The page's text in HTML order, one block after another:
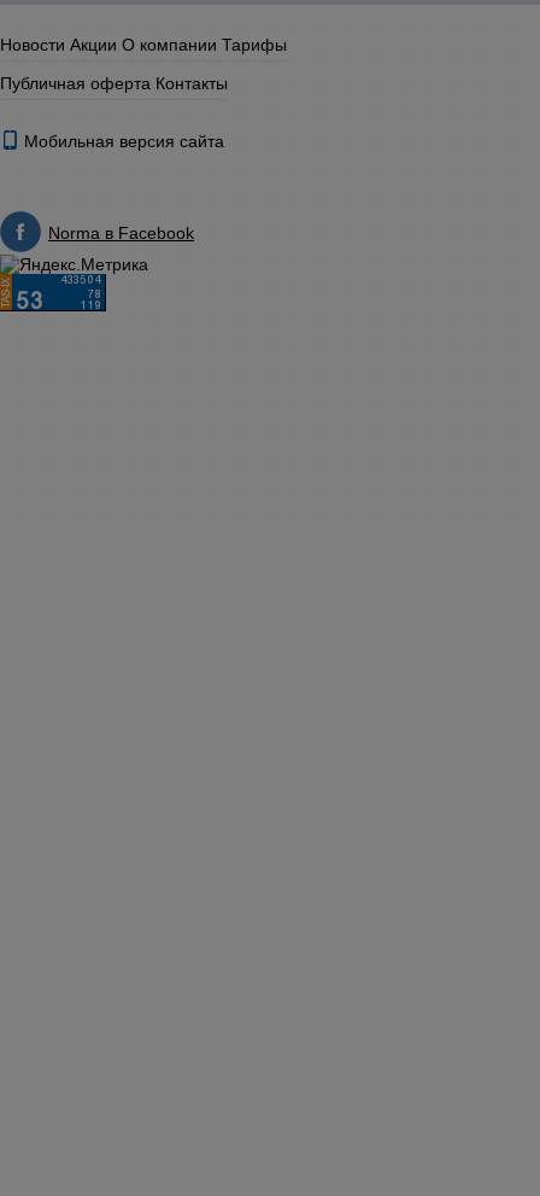
Новости Акции О компании Тарифы
Публичная оферта Контакты
Мобильная версия сайта
Norma в Facebook